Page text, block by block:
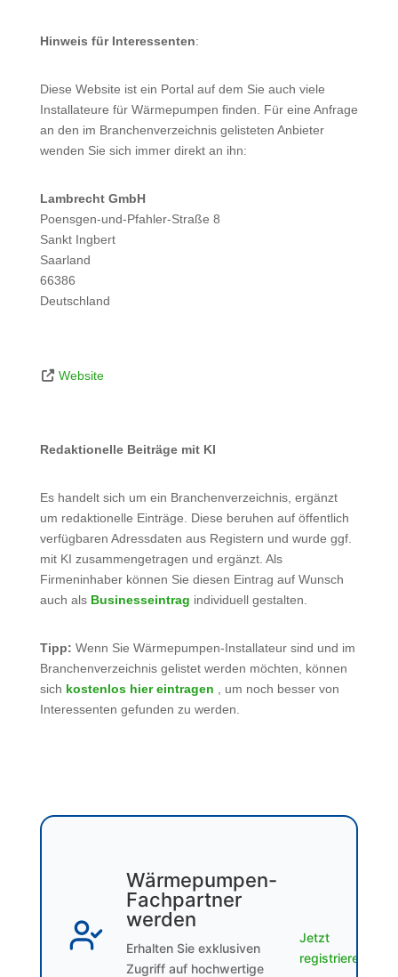
Hinweis für Interessenten:
Diese Website ist ein Portal auf dem Sie auch viele
Installateure für Wärmepumpen finden. Für eine Anfrage
an den im Branchenverzeichnis gelisteten Anbieter
wenden Sie sich immer direkt an ihn:
Lambrecht GmbH
Poensgen-und-Pfahler-Straße 8
Sankt Ingbert
Saarland
66386
Deutschland
Website
Redaktionelle Beiträge mit KI
Es handelt sich um ein Branchenverzeichnis, ergänzt
um redaktionelle Einträge. Diese beruhen auf öffentlich
verfügbaren Adressdaten aus Registern und wurde ggf.
mit KI zusammengetragen und ergänzt. Als
Firmeninhaber können Sie diesen Eintrag auf Wunsch
auch als Businesseintrag individuell gestalten.
Tipp: Wenn Sie Wärmepumpen-Installateur sind und im
Branchenverzeichnis gelistet werden möchten, können
sich kostenlos hier eintragen , um noch besser von
Interessenten gefunden zu werden.
Wärmepumpen-
Fachpartner
werden
Erhalten Sie exklusiven
Zugriff auf hochwertige
Jetzt
registrieren